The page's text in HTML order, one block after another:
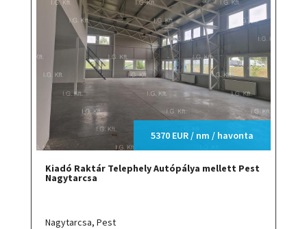
5370 EUR / nm / havonta
Kiadó Raktár Telephely Autópálya mellett Pest
Nagytarcsa
Nagytarcsa, Pest